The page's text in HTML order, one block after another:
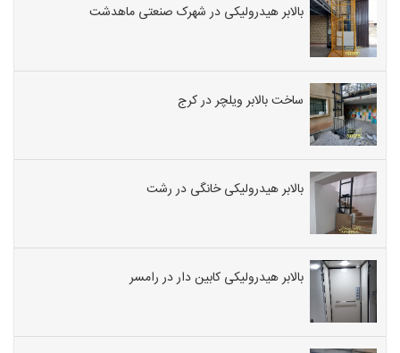
بالابر هیدرولیکی در شهرک صنعتی ماهدشت
ساخت بالابر ویلچر در کرج
بالابر هیدرولیکی خانگی در رشت
بالابر هیدرولیکی کابین دار در رامسر